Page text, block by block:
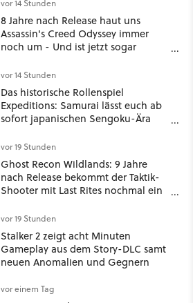
vor 14 Stunden
8 Jahre nach Release haut uns
Assassin's Creed Odyssey immer
noch um - Und ist jetzt sogar
vor 14 Stunden
Das historische Rollenspiel
Expeditions: Samurai lässt euch ab
sofort japanischen Sengoku-Ära
oder Diplomatie
vor 19 Stunden
Ghost Recon Wildlands: 9 Jahre
nach Release bekommt der Taktik-
Shooter mit Last Rites nochmal ein
vor 19 Stunden
Stalker 2 zeigt acht Minuten
Gameplay aus dem Story-DLC samt
neuen Anomalien und Gegnern
vor einem Tag